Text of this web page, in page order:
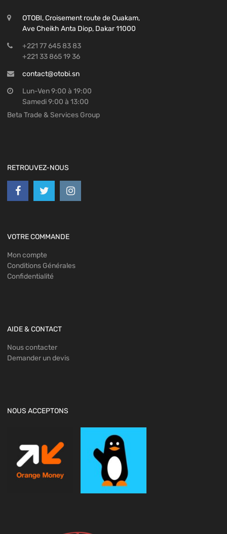
OTOBI, Croisement route de Ouakam,
Ave Cheikh Anta Diop, Dakar 11000
+221 77 645 83 83
+221 33 865 19 36
contact@otobi.sn
Lun-Ven 9:00 à 19:00
Samedi 9:00 à 13:00
Beta Trade & Services Group
RETROUVEZ-NOUS
VOTRE COMMANDE
Mon compte
Conditions Générales
Confidentialité
AIDE & CONTACT
Nous contacter
Demander un devis
NOUS ACCEPTONS